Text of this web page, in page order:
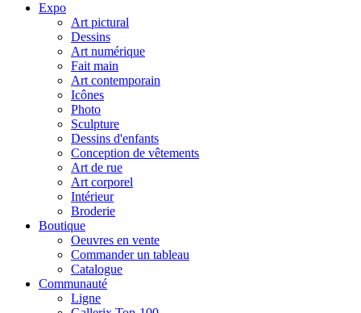
Expo
Art pictural
Dessins
Art numérique
Fait main
Art contemporain
Icônes
Photo
Sculpture
Dessins d'enfants
Conception de vêtements
Art de rue
Art corporel
Intérieur
Broderie
Boutique
Oeuvres en vente
Commander un tableau
Catalogue
Communauté
Ligne